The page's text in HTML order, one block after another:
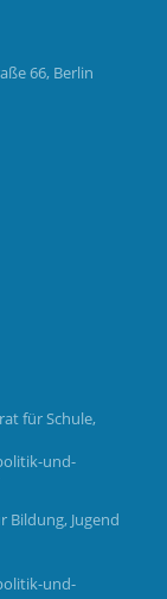
66, Berlin
für Schule,
und-
Bildung, Jugend
und-